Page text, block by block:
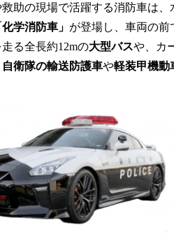
助の現場で活躍する消防車は
化学消防車」 が登場し、車両の
る全長約12mの大型バスや、カ
自衛隊の輸送防護車や軽装甲機動